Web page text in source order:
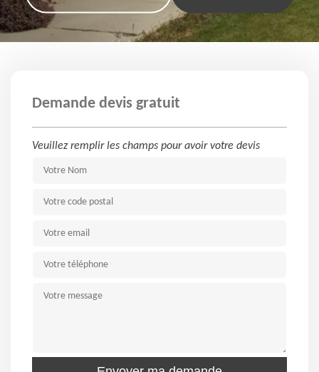
Demande devis gratuit
Veuillez remplir les champs pour avoir votre devis